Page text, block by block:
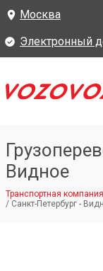
Москва
Электронный
Видное
Транспортная компания
/ Санкт-Петербург -